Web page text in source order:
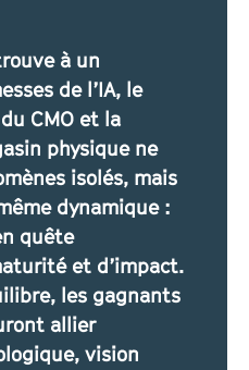
à un
de l’IA, le
CMO et la
physique ne
isolés, mais
dynamique :
quête
et d’impact.
les gagnants
allier
vision